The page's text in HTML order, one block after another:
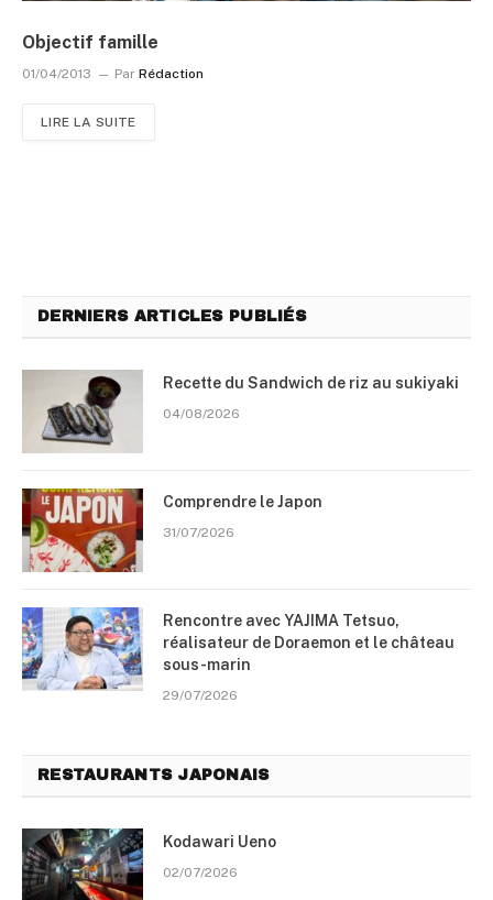
Objectif famille
01/04/2013 Par Rédaction
LIRE LA SUITE
DERNIERS ARTICLES PUBLIÉS
Recette du Sandwich de riz au sukiyaki
04/08/2026
Comprendre le Japon
31/07/2026
Rencontre avec YAJIMA Tetsuo,
réalisateur de Doraemon et le château
sous-marin
29/07/2026
RESTAURANTS JAPONAIS
Kodawari Ueno
02/07/2026